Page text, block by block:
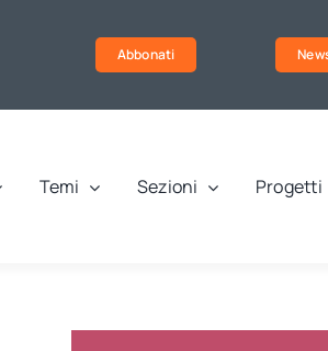
Abbonati
Temi Sezioni Progetti